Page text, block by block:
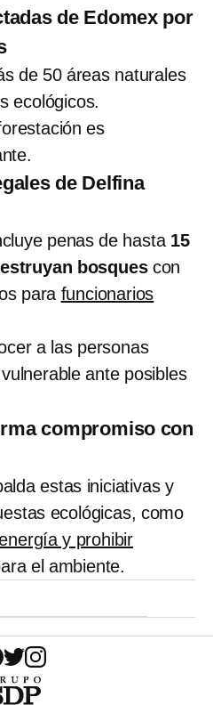
de Edomex por
de 50 áreas naturales
ecológicos.
es
de Delfina
penas de hasta 15
bosquescon
para funcionarios
a las personas
ante posibles
compromiso con
estas iniciativas y
ecológicas, como
y prohibir
el ambiente.